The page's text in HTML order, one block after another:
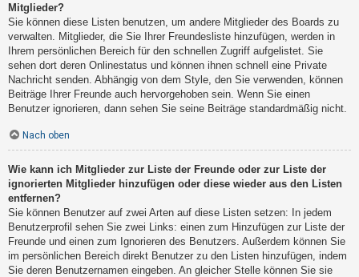
Mitglieder?
Sie können diese Listen benutzen, um andere Mitglieder des Boards zu
verwalten. Mitglieder, die Sie Ihrer Freundesliste hinzufügen, werden in
Ihrem persönlichen Bereich für den schnellen Zugriff aufgelistet. Sie
sehen dort deren Onlinestatus und können ihnen schnell eine Private
Nachricht senden. Abhängig von dem Style, den Sie verwenden, können
Beiträge Ihrer Freunde auch hervorgehoben sein. Wenn Sie einen
Benutzer ignorieren, dann sehen Sie seine Beiträge standardmäßig nicht.
Nach oben
Wie kann ich Mitglieder zur Liste der Freunde oder zur Liste der
ignorierten Mitglieder hinzufügen oder diese wieder aus den Listen
entfernen?
Sie können Benutzer auf zwei Arten auf diese Listen setzen: In jedem
Benutzerprofil sehen Sie zwei Links: einen zum Hinzufügen zur Liste der
Freunde und einen zum Ignorieren des Benutzers. Außerdem können Sie
im persönlichen Bereich direkt Benutzer zu den Listen hinzufügen, indem
Sie deren Benutzernamen eingeben. An gleicher Stelle können Sie sie